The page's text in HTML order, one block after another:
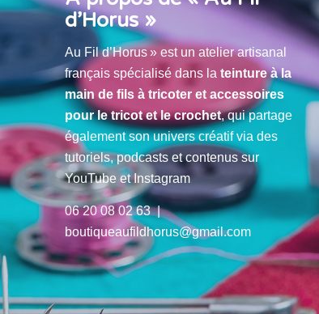
d’Horus »
Au Fil d’Horus » est un atelier artisanal
français spécialisé dans la teinture à la
main de fils à tricoter et accessoires
pour le tricot et le crochet, qui partage
également son univers créatif via des
tutoriels, podcasts et contenus sur
YouTube et Instagram
06 20 08 02 63 |
boutiqueaufildhorus@gmail.com